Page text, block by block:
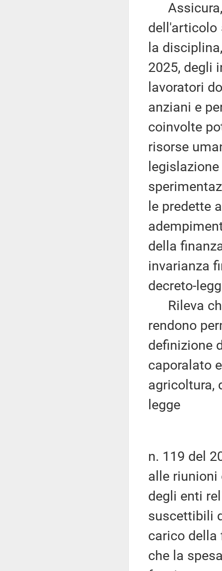
Assicura,
dell'articolo
la
2025, degli
lavoratori
anziani e
coinvolte
risorse
le predette
della
invarianza
decreto-
Rileva
rendono
definizione
caporalato
agricoltura,
legge
n. 119 del
alle riunioni
degli enti
suscettibili
carico della
che la